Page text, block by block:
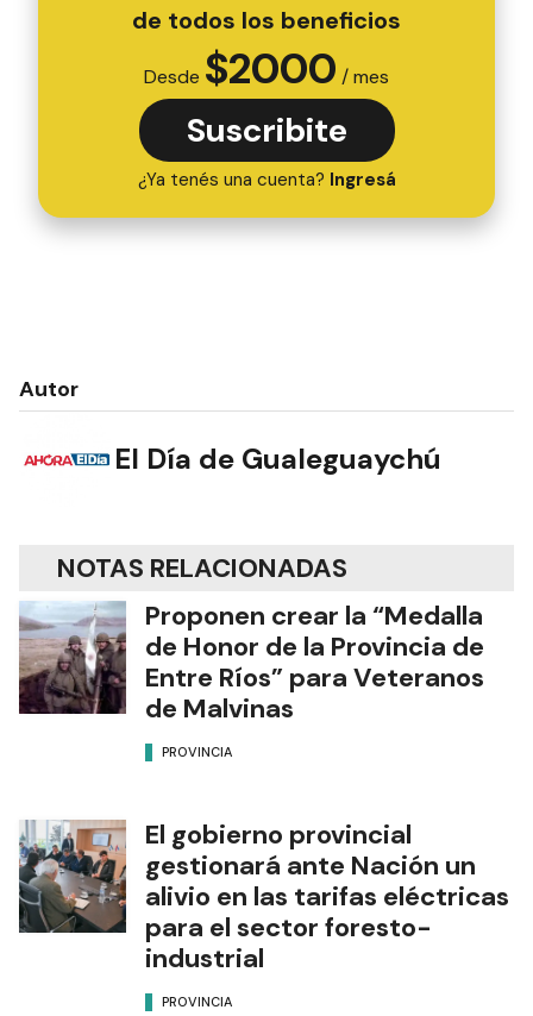
de todos los beneficios
Desde $2000 / mes
Suscribite
¿Ya tenés una cuenta? Ingresá
Autor
El Día de Gualeguaychú
NOTAS RELACIONADAS
Proponen crear la “Medalla
de Honor de la Provincia de
Entre Ríos” para Veteranos
de Malvinas
PROVINCIA
El gobierno provincial
gestionará ante Nación un
alivio en las tarifas eléctricas
para el sector foresto-
industrial
PROVINCIA